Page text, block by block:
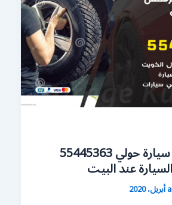
تبديل بطارية سيارة حولي 55445363
عند البيت